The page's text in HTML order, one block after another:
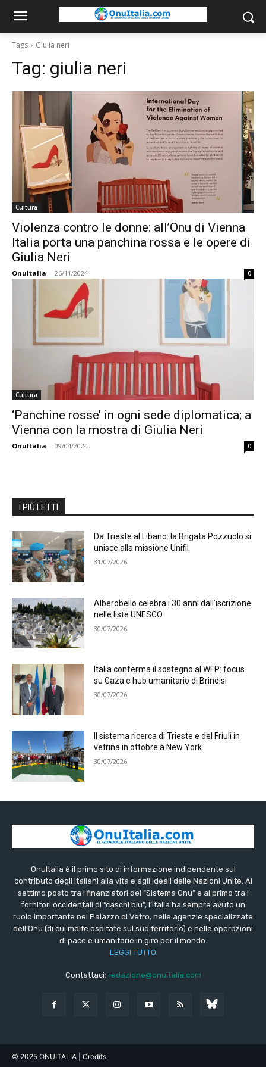
Tags Giulia neri
Tag: giulia neri
Cultura
Violenza contro le donne: all’Onu di Vienna
Italia porta una panchina rossa e le opere di
Giulia Neri
OnuItalia - 26/11/2024 0
Cultura
‘Panchine rosse’ in ogni sede diplomatica; a
Vienna con la mostra di Giulia Neri
OnuItalia - 09/04/2024 0
I PIÙ LETTI
Da Trieste al Libano: la Brigata Pozzuolo si
unisce alla missione Unifil
31/07/2026
Alberobello celebra i 30 anni dall’iscrizione
nelle liste UNESCO
30/07/2026
Italia conferma il sostegno al WFP: focus
su Gaza e hub umanitario di Brindisi
30/07/2026
Il sistema ricerca di Trieste e del Friuli in
vetrina in ottobre a New York
30/07/2026
OnuItalia è il primo sito di informazione indipendente sul
contributo degli italiani alla vita e agli ideali delle Nazioni Unite. Al
settimo posto tra i finanziatori del “Sistema Onu” e al primo tra i
fornitori occidentali di “caschi blu”, l’Italia ha sempre avuto un
ruolo importante nel Palazzo di Vetro, nelle agenzie specializzate
dell’Onu (di cui molte ospitate sul suo territorio) e nelle operazioni
di pace e umanitarie in giro per il mondo.
LEGGI TUTTO
Contattaci: redazione@onuitalia.com
© 2025 ONUITALIA | Credits